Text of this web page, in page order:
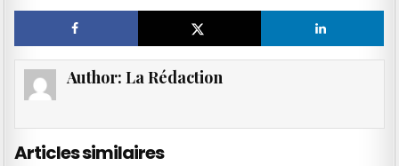
Author: La Rédaction
Articles similaires